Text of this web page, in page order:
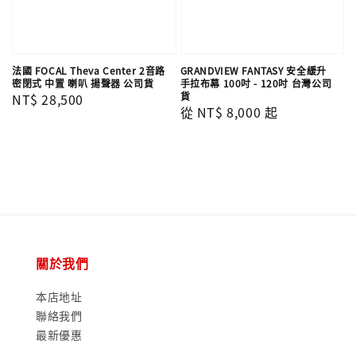
法國 FOCAL Theva Center 2音路
密閉式 中置 喇叭 揚聲器 公司貨
Regular
NT$ 28,500
GRANDVIEW FANTASY 安全緩升
手拉布幕 100吋 - 120吋 台灣公司
貨
Regular
從 NT$ 8,000 起
關於我們
本店地址
聯絡我們
最新優惠